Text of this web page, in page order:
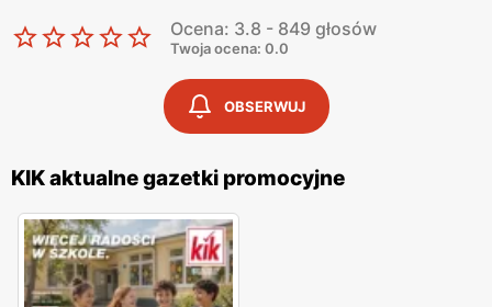
poprzestaje na tym, ma w planach ambitny plan rozwoju.
Zaskarbia sobie zainteresowanie klientów tym, że oferuje
dobrej jakości produkty w naprawdę niskich cenach. Nie
dość, że ceny są niskie, to sieć regularnie obniża ceny
wybranych produktów. KIK gazetka aktualna to miejsce,
gdzie można regularnie śledzić aktualne promocje. Można
to robić nie tylko stacjonarnie przeglądając tradycyjną,
papierową gazetkę, ale również można znaleźć
KIKw internecie.
Ocena: 3.8 - 849 głosów
Twoja ocena: 0.0
OBSERWUJ
KIK aktualne gazetki promocyjne